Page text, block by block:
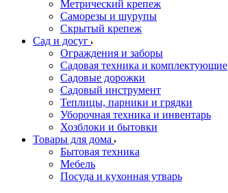
Метрический крепеж
Саморезы и шурупы
Скрытый крепеж
Сад и досуг
Ограждения и заборы
Садовая техника и комплектующие
Садовые дорожки
Садовый инструмент
Теплицы, парники и грядки
Уборочная техника и инвентарь
Хозблоки и бытовки
Товары для дома
Бытовая техника
Мебель
Посуда и кухонная утварь